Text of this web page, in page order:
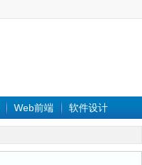
Web前端 软件设计